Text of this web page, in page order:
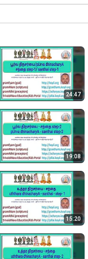
24:47
19:08
15:20